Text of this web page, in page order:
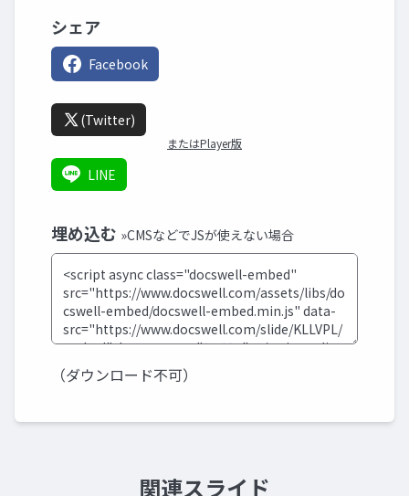
シェア
Facebook
(Twitter)
またはPlayer版
LINE
埋め込む »CMSなどでJSが使えない場合
（ダウンロード不可）
関連スライド